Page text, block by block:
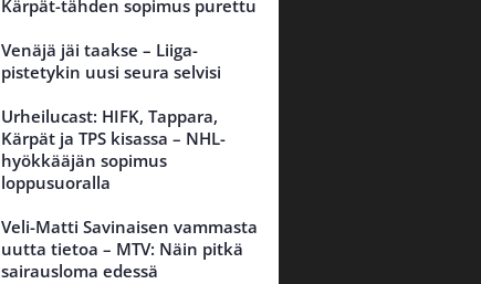
Kärpät-tähden sopimus purettu
Venäjä jäi taakse – Liiga-
pistetykin uusi seura selvisi
Urheilucast: HIFK, Tappara,
Kärpät ja TPS kisassa – NHL-
hyökkääjän sopimus
loppusuoralla
Veli-Matti Savinaisen vammasta
uutta tietoa – MTV: Näin pitkä
sairausloma edessä